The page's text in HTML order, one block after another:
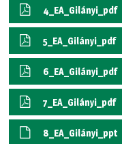
4_EA_Gilányi_pdf
5_EA_Gilányi_pdf
6_EA_Gilányi_pdf
7_EA_Gilányi_pdf
8_EA_Gilányi_ppt